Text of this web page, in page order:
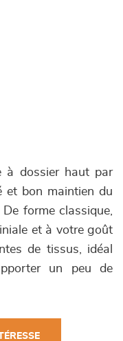
à dossier haut par
et bon maintien du
forme classique,
et à votre goût
de tissus, idéal
un peu de